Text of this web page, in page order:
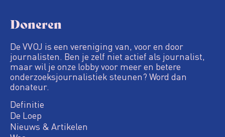
Doneren
De VVOJ is een vereniging van, voor en door
journalisten. Ben je zelf niet actief als journalist,
maar wil je onze lobby voor meer en betere
onderzoeksjournalistiek steunen? Word dan
donateur.
Definitie
De Loep
Nieuws & Artikelen